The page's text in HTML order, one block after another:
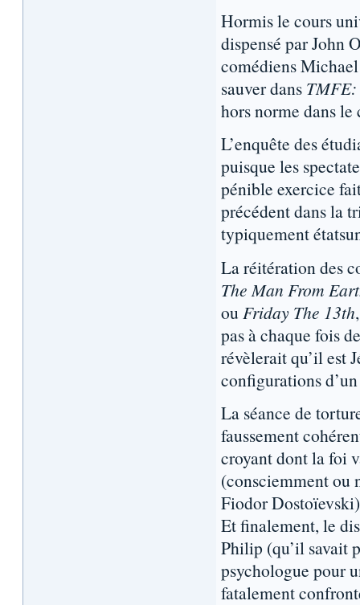
Hormis le cours
dispensé par John
comédiens
sauver dans
hors norme dans
L’enquête des
puisque les
pénible exercice
précédent dans la
typiquement
La réitération des
The Man From
ou Friday The 13th
pas à chaque fois
révèlerait qu’il est
configurations
La séance de
faussement
croyant dont la foi
(consciemment ou
Fiodor
Et finalement, le
Philip (qu’il savait
psychologue pour
fatalement